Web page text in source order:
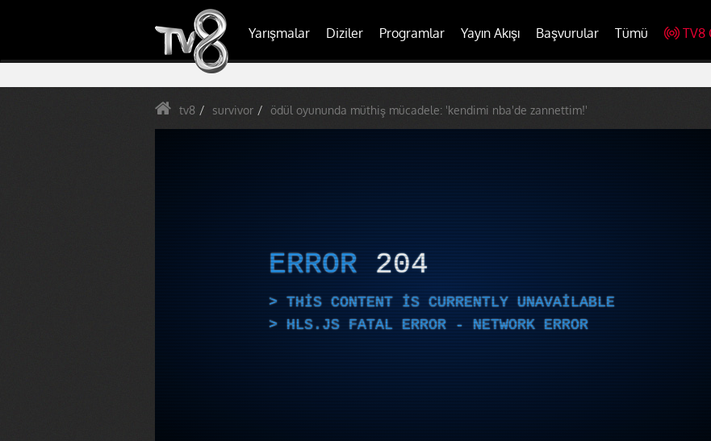
Yarışmalar Diziler Programlar Yayın Akışı Başvurular Tümü TV8
tv8 survivor ödül oyununda müthiş mücadele: 'kendimi nba'de zannettim!'
ERROR 204
THIS CONTENT IS CURRENTLY UNAVAILABLE
HLS.JS FATAL ERROR - NETWORK ERROR